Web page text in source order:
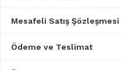
Mesafeli Satış Şözleşmesi
Ödeme ve Teslimat